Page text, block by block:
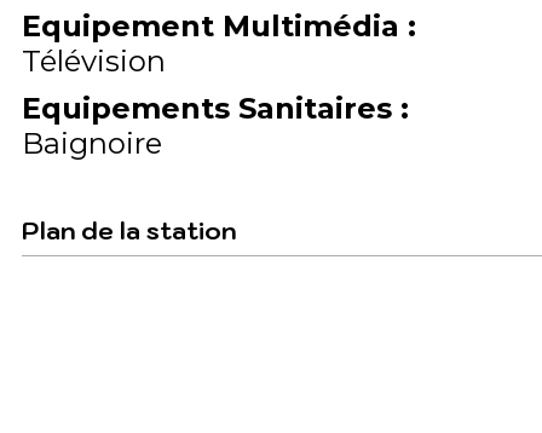
Equipement Multimédia :
Télévision
Equipements Sanitaires :
Baignoire
Plan de la station